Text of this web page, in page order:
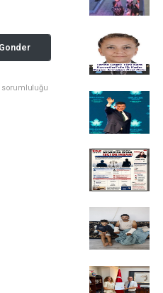
Gonder
sorumluluğu